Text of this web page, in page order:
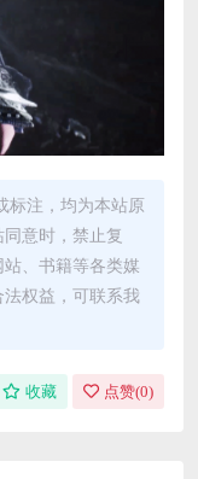
标注，均为本站原
意时，禁止复
、书籍等各类媒
权益，可联系我
收藏 点赞(0)